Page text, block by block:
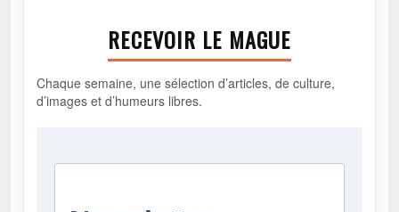
RECEVOIR LE MAGUE
Chaque semaine, une sélection d’articles, de culture,
d’images et d’humeurs libres.